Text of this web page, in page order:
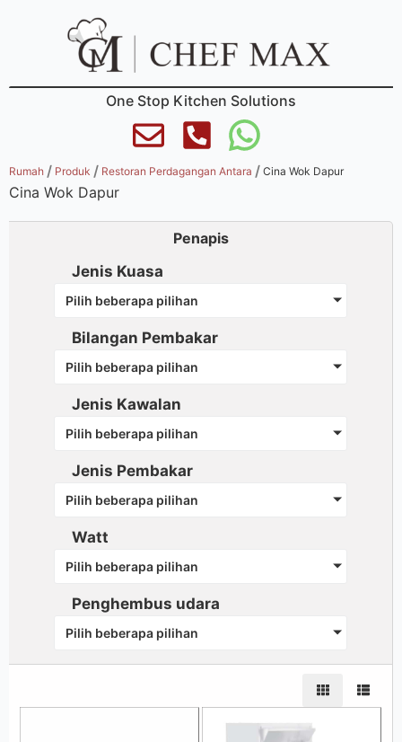
One Stop Kitchen Solutions
Cina Wok Dapur
Rumah / Produk / Restoran Perdagangan Antara / Cina Wok Dapur
Penapis
Jenis Kuasa
Pilih beberapa pilihan
Bilangan Pembakar
Pilih beberapa pilihan
Jenis Kawalan
Pilih beberapa pilihan
Jenis Pembakar
Pilih beberapa pilihan
Watt
Pilih beberapa pilihan
Penghembus udara
Pilih beberapa pilihan